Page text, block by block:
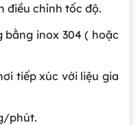
điều chỉnh tốc độ.
inox 304 ( hoặc
tiếp xúc với liệu gia
phút.